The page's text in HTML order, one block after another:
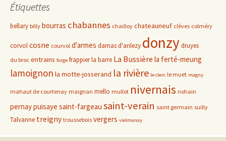
Étiquettes
bellary billy bourras chabannes chailloy chateauneuf clèves colméry
corvolcosne courvol d'armes damas d'anlezy donzydruyes
du broc entrains forge frappierla barre La Bussière la ferté-meung
lamoignon la motte-josserand la rivière le clerc le muet magny
mahaut de courtenay maignan mello mullot nivernais nohain
pernaypuisaye saint-fargeau saint-verain saint germain suilly
Talvanne treigny troussebois vergers vielmanay